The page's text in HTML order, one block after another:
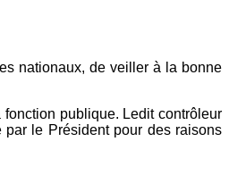
nationaux, de veiller à la bonne
publique. Ledit contrôleur
le Président pour des raisons